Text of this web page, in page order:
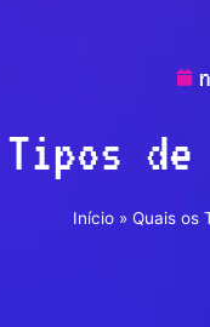
de
Início » Quais os